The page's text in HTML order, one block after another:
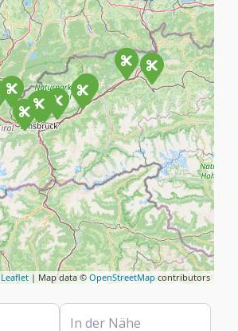
Leaflet | Map data ©OpenStreetMapcontributors
In der Nähe